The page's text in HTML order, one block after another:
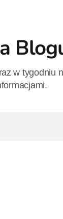
w tygodniu